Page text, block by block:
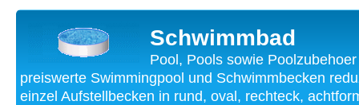
Schwimmbad
Pool, Pools sowie
preiswerte Swimmingpool und Schwimmbecken
einzel Aufstellbecken in rund, oval, rechteck,